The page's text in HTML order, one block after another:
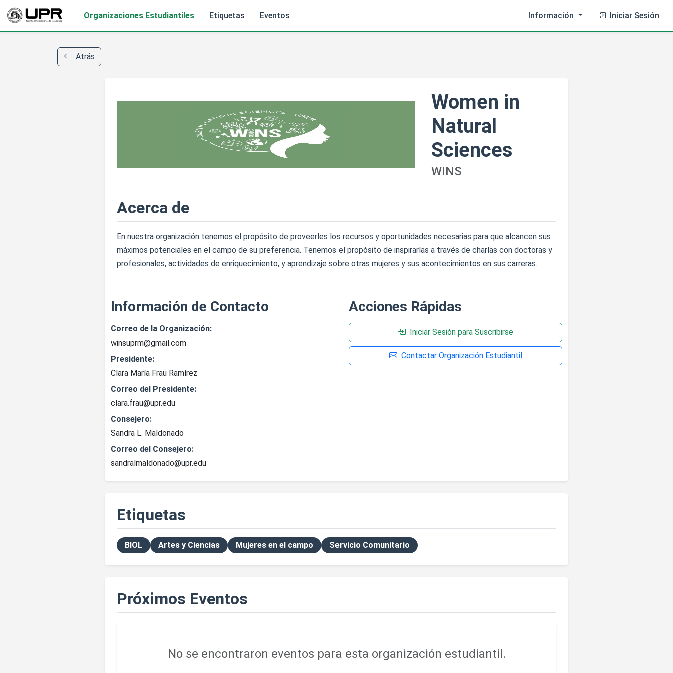
Organizaciones Estudiantiles Etiquetas Eventos Información Iniciar Sesión
Atrás
Women in
Natural
Sciences
WINS
Acerca de
En nuestra organización tenemos el propósito de proveerles los recursos y oportunidades necesarias para que alcancen sus
máximos potenciales en el campo de su preferencia. Tenemos el propósito de inspirarlas a través de charlas con doctoras y
profesionales, actividades de enriquecimiento, y aprendizaje sobre otras mujeres y sus acontecimientos en sus carreras.
Información de Contacto
Correo de la Organización:
winsuprm@gmail.com
Presidente:
Clara María Frau Ramírez
Correo del Presidente:
clara.frau@upr.edu
Consejero:
Sandra L. Maldonado
Correo del Consejero:
sandralmaldonado@upr.edu
Acciones Rápidas
Iniciar Sesión para Suscribirse
Contactar Organización Estudiantil
Etiquetas
BIOL Artes y Ciencias Mujeres en el campo Servicio Comunitario
Próximos Eventos
No se encontraron eventos para esta organización estudiantil.